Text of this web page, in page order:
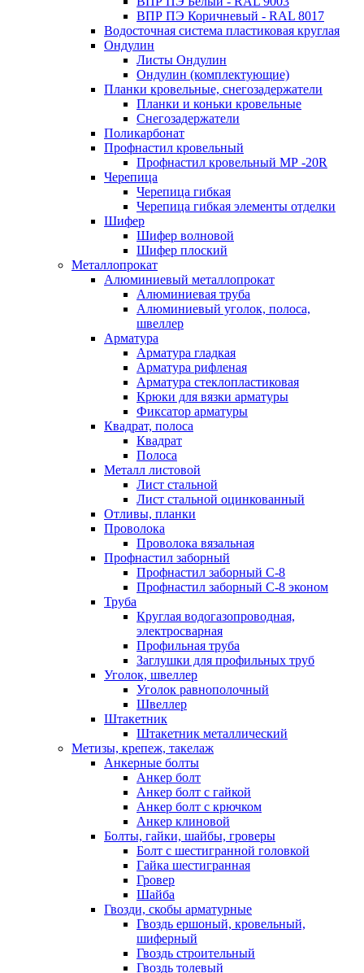
ВПР ПЭ Коричневый - RAL 8017
Водосточная система пластиковая круглая
Ондулин
Листы Ондулин
Ондулин (комплектующие)
Планки кровельные, снегозадержатели
Планки и коньки кровельные
Снегозадержатели
Поликарбонат
Профнастил кровельный
Профнастил кровельный МР -20R
Черепица
Черепица гибкая
Черепица гибкая элементы отделки
Шифер
Шифер волновой
Шифер плоский
Металлопрокат
Алюминиевый металлопрокат
Алюминиевая труба
Алюминиевый уголок, полоса,
швеллер
Арматура
Арматура гладкая
Арматура рифленая
Арматура стеклопластиковая
Крюки для вязки арматуры
Фиксатор арматуры
Квадрат, полоса
Квадрат
Полоса
Металл листовой
Лист стальной
Лист стальной оцинкованный
Отливы, планки
Проволока
Проволока вязальная
Профнастил заборный
Профнастил заборный С-8
Профнастил заборный С-8 эконом
Труба
Круглая водогазопроводная,
электросварная
Профильная труба
Заглушки для профильных труб
Уголок, швеллер
Уголок равнополочный
Швеллер
Штакетник
Штакетник металлический
Метизы, крепеж, такелаж
Анкерные болты
Анкер болт
Анкер болт с гайкой
Анкер болт с крючком
Анкер клиновой
Болты, гайки, шайбы, гроверы
Болт c шестигранной головкой
Гайка шестигранная
Гровер
Шайба
Гвозди, скобы арматурные
Гвоздь ершоный, кровельный,
шиферный
Гвоздь строительный
Гвоздь толевый